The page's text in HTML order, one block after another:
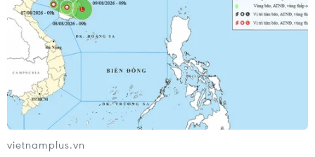
vietnamplus.vn